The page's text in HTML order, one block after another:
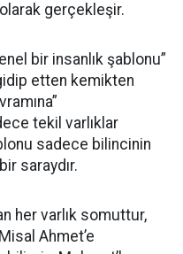
gerçekleşir.
bir insanlık şablonu”
etten kemikten
tekil varlıklar
sadece bilincinin
saraydır.
her varlık somuttur,
Ahmet’e